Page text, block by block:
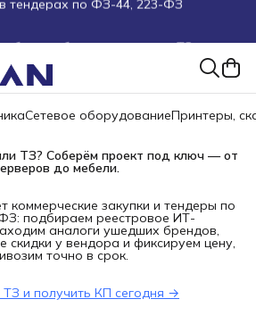
наладочные работы
запрос на e-mail или в чат
позиций в наличии и под заказ
Сетевое оборудованиеПринтеры,
ТЗ? Соберём проект под ключ — от
до мебели.
закупки и тендеры по
подбираем реестровое ИТ-
аналоги ушедших брендов,
скидки у вендора и фиксируем цену,
точно в срок.
ТЗ и получить КП сегодня →